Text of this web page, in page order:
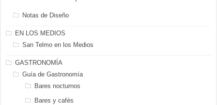
Notas de Diseño
EN LOS MEDIOS
San Telmo en los Medios
GASTRONOMÍA
Guía de Gastronomía
Bares nocturnos
Bares y cafés